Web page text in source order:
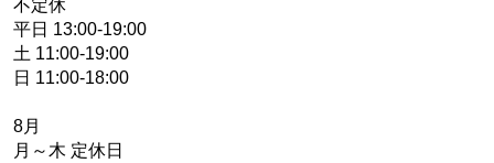
不定休
平日 13:00-19:00
土 11:00-19:00
日 11:00-18:00
8月
月～木 定休日